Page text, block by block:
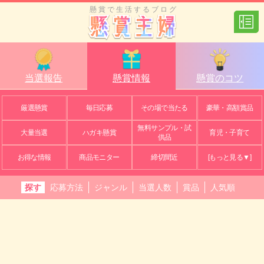
懸賞で生活するブログ
当選報告 懸賞情報 懸賞のコツ
厳選懸賞 毎日応募 その場で当たる 豪華・高額賞品
大量当選 ハガキ懸賞
無料サンプル・試
供品
育児・子育て
お得な情報 商品モニター 締切間近 [もっと見る▼]
探す 応募方法 ジャンル 当選人数 賞品 人気順